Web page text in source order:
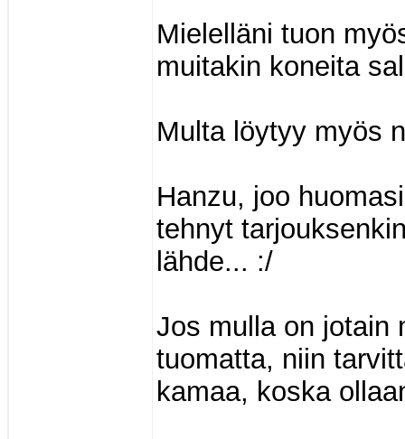
Mielelläni tuon
muitakin koneita
Multa löytyy myös
Hanzu, joo
tehnyt
lähde... :/
Jos mulla on jotain
tuomatta, niin
kamaa, koska